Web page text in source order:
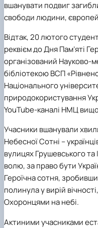
Рада
ЦКНО
садово-
Біоетична
Наукові
Звіт
заходів
Рада
2020»
Доступ до
Державні
Гендерна
Контактна
вшанувати подвиг
свободи людини,
Відтак, 20 лютого
реквієм до Дня Пам’яті
організований
бібліотекою ВСП
Національного
природокористування
YouTube-каналі НМЦ
Учасники вшанували
Небесної Сотні –
вулицях Грушевського та
волю, за право бути
Героїчна сотня,
полинула у вирій
Охоронцями на небі.
Актиними учасниками